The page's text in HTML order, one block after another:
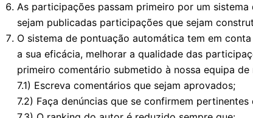
As participações passam primeiro por um
sejam publicadas participações que sejam
O sistema de pontuação automática tem em
a sua eficácia, melhorar a qualidade das
primeiro comentário submetido à nossa equipa
7.1) Escreva comentários que sejam aprovados;
7.2) Faça denúncias que se confirmem pertinentes